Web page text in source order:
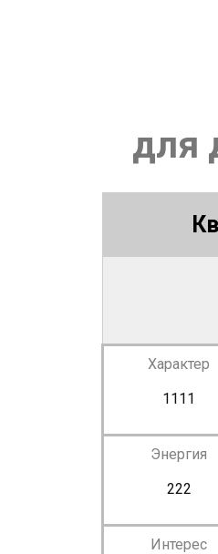
для
Характер
1111
Энергия
222
Интерес